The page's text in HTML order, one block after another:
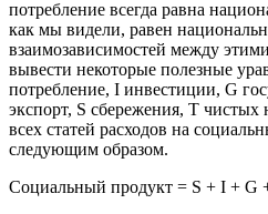
потребление всегда равна
как мы видели, равен
взаимозависимостей между
вывести некоторые полезные
потребление, I инвестиции, G
экспорт, S сбережения, T
всех статей расходов на
следующим образом.
Социальный продукт = S + I +